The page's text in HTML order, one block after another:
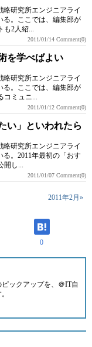
研究所エンジニアライ
る。ここでは、編集部が
も2人紹...
2011/01/14 Comment(0)
を学べばよい
研究所エンジニアライ
る。ここでは、編集部が
コミュニ...
2011/01/12 Comment(0)
い」といわれたら
研究所エンジニアライ
。2011年最初の「おす
開し...
2011/01/07 Comment(0)
2011年2月»
0
ックアップを、 ＠IT自